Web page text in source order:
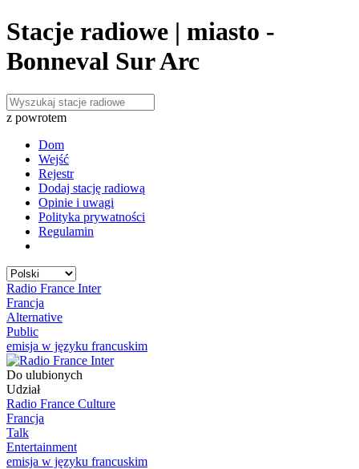
Stacje radiowe | miasto -
Bonneval Sur Arc
z powrotem
Dom
Wejść
Rejestr
Dodaj stację radiową
Opinie i uwagi
Polityka prywatności
Regulamin
Radio France Inter
Francja
Alternative
Public
emisja w języku francuskim
Do ulubionych
Udział
Radio France Culture
Francja
Talk
Entertainment
emisja w języku francuskim